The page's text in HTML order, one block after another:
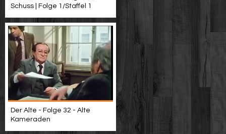
Schuss | Folge 1/Staffel 1
Der Alte - Folge 32 - Alte
Kameraden